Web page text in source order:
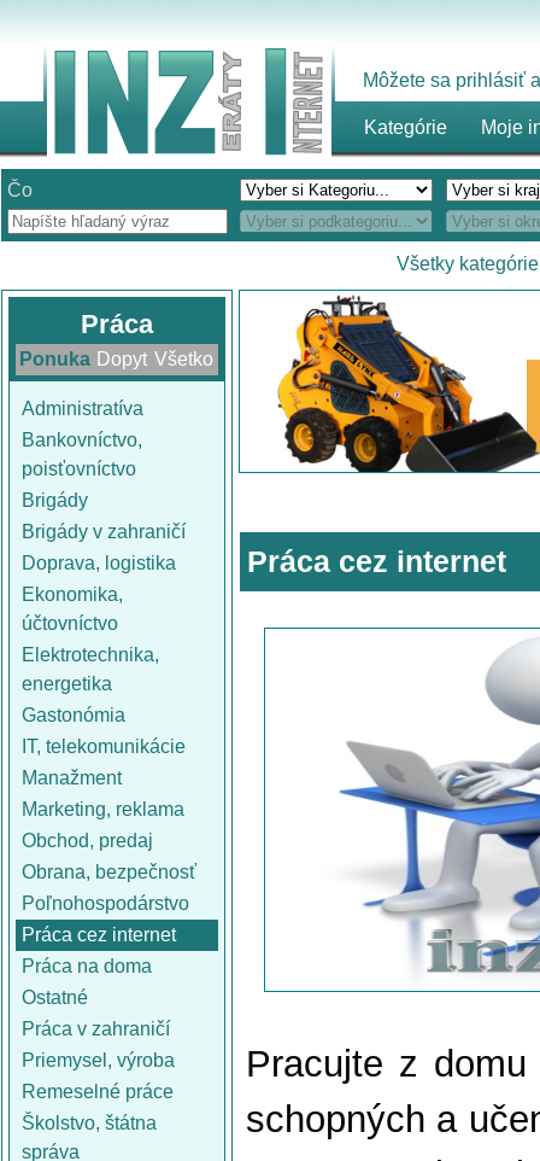
Môžete sa prihlásiť
Kategórie Moje
Čo
Všetky kategórie
Práca
Ponuka Dopyt Všetko
Administratíva
Bankovníctvo,
poisťovníctvo
Brigády
Brigády v zahraničí
Doprava, logistika
Ekonomika,
účtovníctvo
Elektrotechnika,
energetika
Gastonómia
IT, telekomunikácie
Manažment
Marketing, reklama
Obchod, predaj
Obrana, bezpečnosť
Poľnohospodárstvo
Práca cez internet
Práca na doma
Ostatné
Práca v zahraničí
Priemysel, výroba
Remeselné práce
Školstvo, štátna
správa
Práca cez internet
Pracujte z
schopných a